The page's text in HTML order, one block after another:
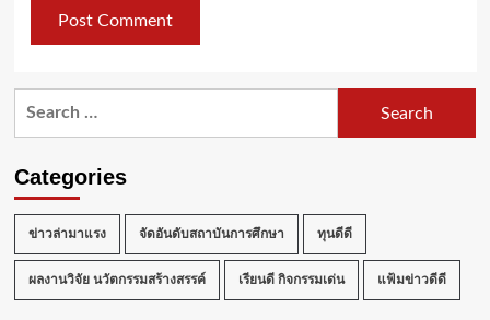
Categories
ข่าวล่ามาแรง จัดอันดับสถาบันการศึกษา ทุนดีดี
ผลงานวิจัย นวัตกรรมสร้างสรรค์ เรียนดี กิจกรรมเด่น แฟ้มข่าวดีดี